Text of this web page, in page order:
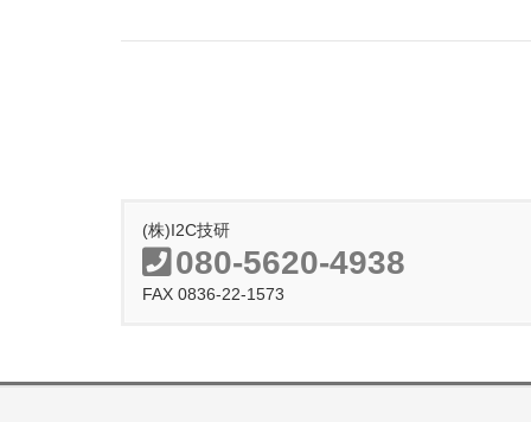
(株)I2C技研
080-5620-4938
FAX 0836-22-1573